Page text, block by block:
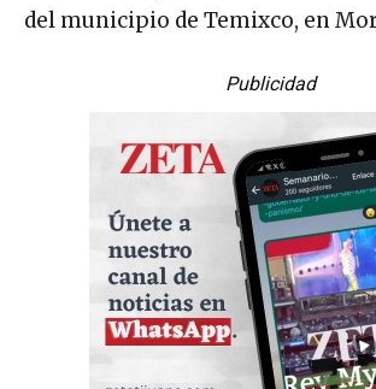
del municipio de Temixco, en
Publicidad